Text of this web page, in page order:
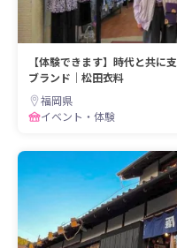
【体験できます】時代と共に
ブランド｜松田衣料
福岡県
イベント・体験